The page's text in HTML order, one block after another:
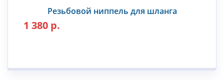
Резьбовой ниппель для шланга
1 380 р.